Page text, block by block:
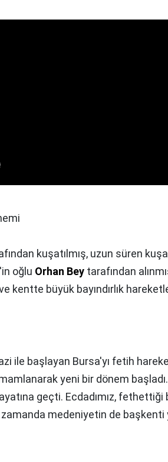
kuşatılmış, uzun süren
oğlu Orhan Bey tarafından
kentte büyük bayındırlık
ile başlayan Bursa'yı fetih
yeni bir dönem
geçti. Ecdadımız, fethettiği
medeniyetin de başkenti